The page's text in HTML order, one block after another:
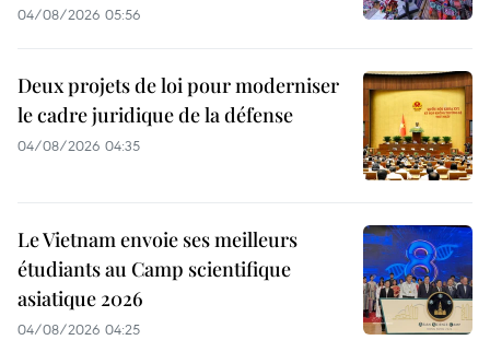
04/08/2026 05:56
Deux projets de loi pour moderniser
le cadre juridique de la défense
04/08/2026 04:35
Le Vietnam envoie ses meilleurs
étudiants au Camp scientifique
asiatique 2026
04/08/2026 04:25